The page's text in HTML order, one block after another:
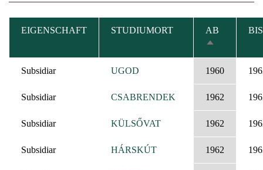
EIGENSCHAFT STUDIUMORT
AB
SORTIEREN
BIS
Subsidiar UGOD 1960
Subsidiar CSABRENDEK 1962
Subsidiar KÜLSŐVAT 1962
Subsidiar HÁRSKÚT 1962